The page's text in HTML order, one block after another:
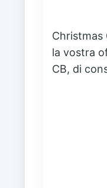
Christmas
la vostra
CB, di